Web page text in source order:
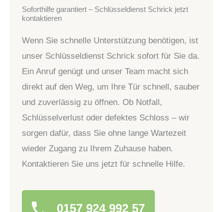
Soforthilfe garantiert – Schlüsseldienst Schrick jetzt
kontaktieren
Wenn Sie schnelle Unterstützung benötigen, ist
unser Schlüsseldienst Schrick sofort für Sie da.
Ein Anruf genügt und unser Team macht sich
direkt auf den Weg, um Ihre Tür schnell, sauber
und zuverlässig zu öffnen. Ob Notfall,
Schlüsselverlust oder defektes Schloss – wir
sorgen dafür, dass Sie ohne lange Wartezeit
wieder Zugang zu Ihrem Zuhause haben.
Kontaktieren Sie uns jetzt für schnelle Hilfe.
0157 924 992 57